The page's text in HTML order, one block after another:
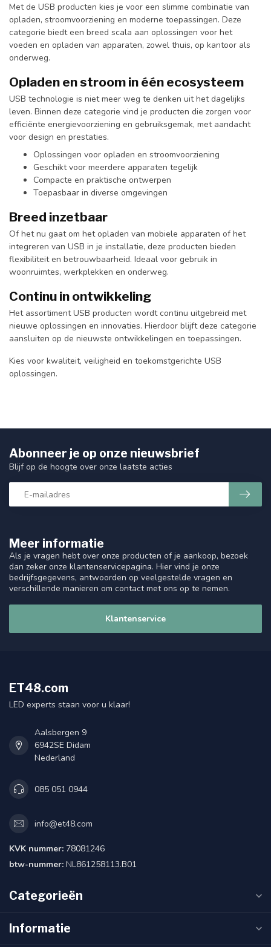
Met de USB producten kies je voor een slimme combinatie van
opladen, stroomvoorziening en moderne toepassingen. Deze
categorie biedt een breed scala aan oplossingen voor het
voeden en opladen van apparaten, zowel thuis, op kantoor als
onderweg.
Opladen en stroom in één ecosysteem
USB technologie is niet meer weg te denken uit het dagelijks
leven. Binnen deze categorie vind je producten die zorgen voor
efficiënte energievoorziening en gebruiksgemak, met aandacht
voor design en prestaties.
Oplossingen voor opladen en stroomvoorziening
Geschikt voor meerdere apparaten tegelijk
Compacte en praktische ontwerpen
Toepasbaar in diverse omgevingen
Breed inzetbaar
Of het nu gaat om het opladen van mobiele apparaten of het
integreren van USB in je installatie, deze producten bieden
flexibiliteit en betrouwbaarheid. Ideaal voor gebruik in
woonruimtes, werkplekken en onderweg.
Continu in ontwikkeling
Het assortiment USB producten wordt continu uitgebreid met
nieuwe oplossingen en innovaties. Hierdoor blijft deze categorie
aansluiten op de nieuwste ontwikkelingen en toepassingen.
Kies voor kwaliteit, veiligheid en toekomstgerichte USB
oplossingen.
Meer informatie
Als je vragen hebt over onze producten of je aankoop, bezoek
dan zeker onze klantenservicepagina. Hier vind je onze
bedrijfsgegevens, antwoorden op veelgestelde vragen en
verschillende manieren om contact met ons op te nemen.
Klantenservice
Abonneer je op onze nieuwsbrief
Blijf op de hoogte over onze laatste acties
ET48.com
LED experts staan voor u klaar!
Aalsbergen 9
6942SE Didam
Nederland
085 051 0944
info@et48.com
KVK nummer: 78081246
btw-nummer: NL861258113.B01
Categorieën
Informatie